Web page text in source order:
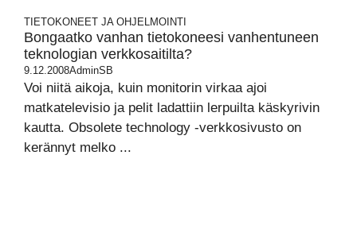
TIETOKONEET JA OHJELMOINTI
Bongaatko vanhan tietokoneesi vanhentuneen
teknologian verkkosaitilta?
9.12.2008AdminSB
Voi niitä aikoja, kuin monitorin virkaa ajoi
matkatelevisio ja pelit ladattiin lerpuilta käskyrivin
kautta. Obsolete technology -verkkosivusto on
kerännyt melko ...